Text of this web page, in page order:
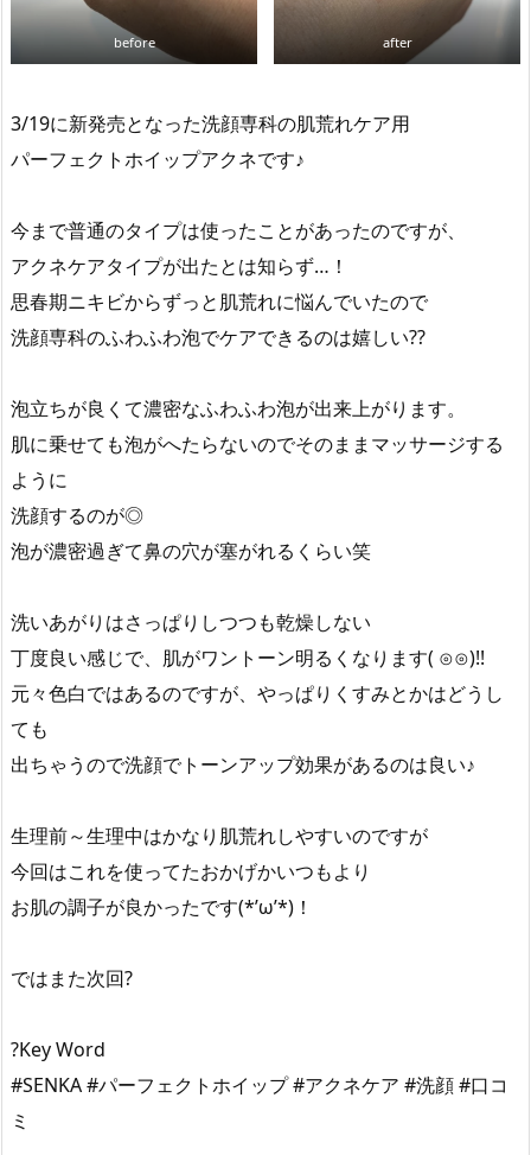
before after
3/19に新発売となった洗顔専科の肌荒れケア用
パーフェクトホイップアクネです♪
今まで普通のタイプは使ったことがあったのですが、
アクネケアタイプが出たとは知らず…！
思春期ニキビからずっと肌荒れに悩んでいたので
洗顔専科のふわふわ泡でケアできるのは嬉しい??
泡立ちが良くて濃密なふわふわ泡が出来上がります。
肌に乗せても泡がへたらないのでそのままマッサージする
ように
洗顔するのが◎
泡が濃密過ぎて鼻の穴が塞がれるくらい笑
洗いあがりはさっぱりしつつも乾燥しない
丁度良い感じで、肌がワントーン明るくなります( ⊙⊙)!!
元々色白ではあるのですが、やっぱりくすみとかはどうし
ても
出ちゃうので洗顔でトーンアップ効果があるのは良い♪
生理前～生理中はかなり肌荒れしやすいのですが
今回はこれを使ってたおかげかいつもより
お肌の調子が良かったです(*’ω’*)！
ではまた次回?
?Key Word
#SENKA #パーフェクトホイップ #アクネケア #洗顔 #口コ
ミ